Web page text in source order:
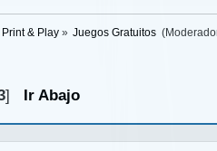
Print & Play» Juegos Gratuitos
] Ir Abajo